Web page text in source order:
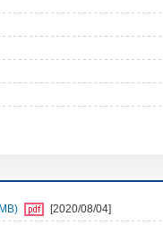
[2020/08/04]